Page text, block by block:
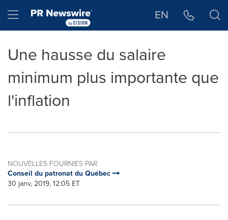
Hamburger menu EN
Une hausse du salaire
minimum plus importante que
l'inflation
NOUVELLES FOURNIES PAR
Conseil du patronat du Québec
30 janv, 2019, 12:05 ET